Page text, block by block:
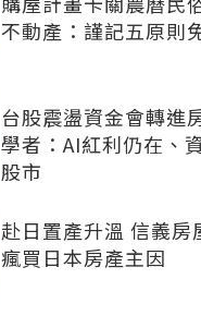
不動產：謹記五原則
台股震盪資金會轉進
學者：AI紅利仍在、
股市
赴日置產升溫 信義房
瘋買日本房產主因